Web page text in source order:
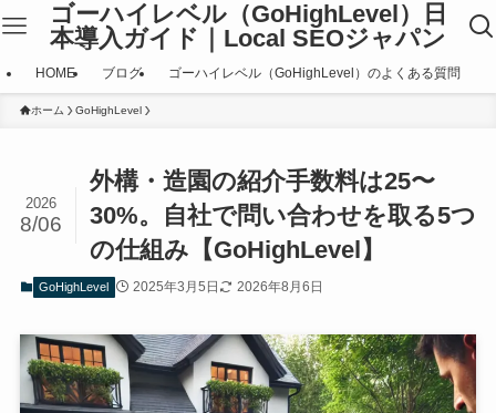
ゴーハイレベル（GoHighLevel）日
本導入ガイド｜Local SEOジャパン
HOME ブログ ゴーハイレベル（GoHighLevel）のよくある質問
ホーム GoHighLevel
外構・造園の紹介手数料は25〜
30%。自社で問い合わせを取る5つ
の仕組み【GoHighLevel】
2026
8/06
GoHighLevel 2025年3月5日 2026年8月6日